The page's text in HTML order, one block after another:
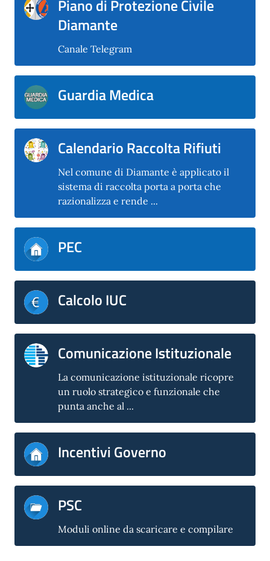
Piano di Protezione Civile
Diamante
Canale Telegram
Guardia Medica
Calendario Raccolta Rifiuti
Nel comune di Diamante è applicato il
sistema di raccolta porta a porta che
razionalizza e rende ...
PEC
Calcolo IUC
Comunicazione Istituzionale
La comunicazione istituzionale ricopre
un ruolo strategico e funzionale che
punta anche al ...
Incentivi Governo
PSC
Moduli online da scaricare e compilare